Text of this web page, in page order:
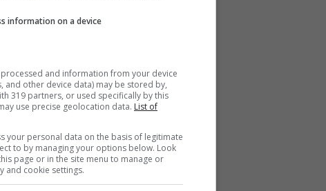
vero controllo. “
Questo non è
delicato della
va bene, ma perché non è
il club partenopeo il
“Qui non è
information on a device
and information from your device
and other device data) may be stored by,
319 partners, or used specifically by this
use precise geolocation data. List of
your personal data on the basis of legitimate
to by managing your options below. Look
page or in the site menu to manage or
and cookie settings.